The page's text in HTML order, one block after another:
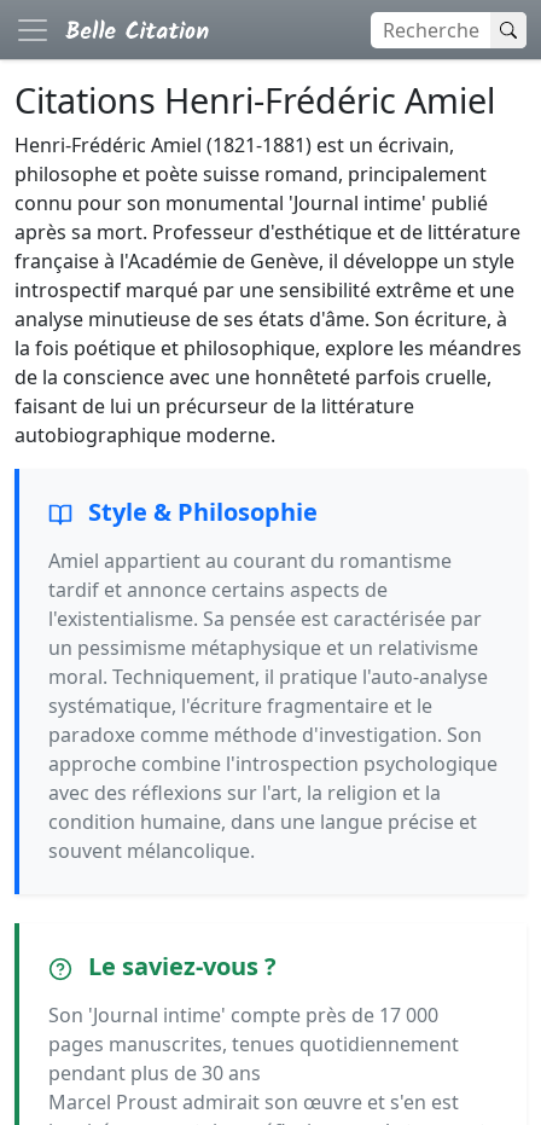
Citations Henri-Frédéric Amiel
Henri-Frédéric Amiel (1821-1881) est un écrivain,
philosophe et poète suisse romand, principalement
connu pour son monumental 'Journal intime' publié
après sa mort. Professeur d'esthétique et de littérature
française à l'Académie de Genève, il développe un style
introspectif marqué par une sensibilité extrême et une
analyse minutieuse de ses états d'âme. Son écriture, à
la fois poétique et philosophique, explore les méandres
de la conscience avec une honnêteté parfois cruelle,
faisant de lui un précurseur de la littérature
autobiographique moderne.
Style & Philosophie
Amiel appartient au courant du romantisme
tardif et annonce certains aspects de
l'existentialisme. Sa pensée est caractérisée par
un pessimisme métaphysique et un relativisme
moral. Techniquement, il pratique l'auto-analyse
systématique, l'écriture fragmentaire et le
paradoxe comme méthode d'investigation. Son
approche combine l'introspection psychologique
avec des réflexions sur l'art, la religion et la
condition humaine, dans une langue précise et
souvent mélancolique.
Le saviez-vous ?
Son 'Journal intime' compte près de 17 000
pages manuscrites, tenues quotidiennement
pendant plus de 30 ans
Marcel Proust admirait son œuvre et s'en est